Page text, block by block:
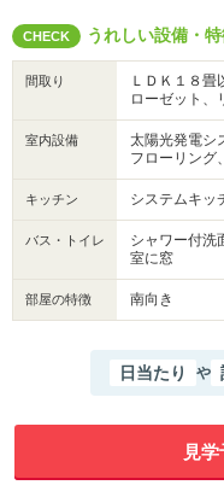
CHECK うれしい設備・
間取り
ＬＤＫ１８畳
ローゼット、
室内設備
太陽光発電シ
フローリング
キッチン システムキッ
バス・トイレ
シャワー付洗
室に窓
部屋の特徴 南向き
日当たり や
見